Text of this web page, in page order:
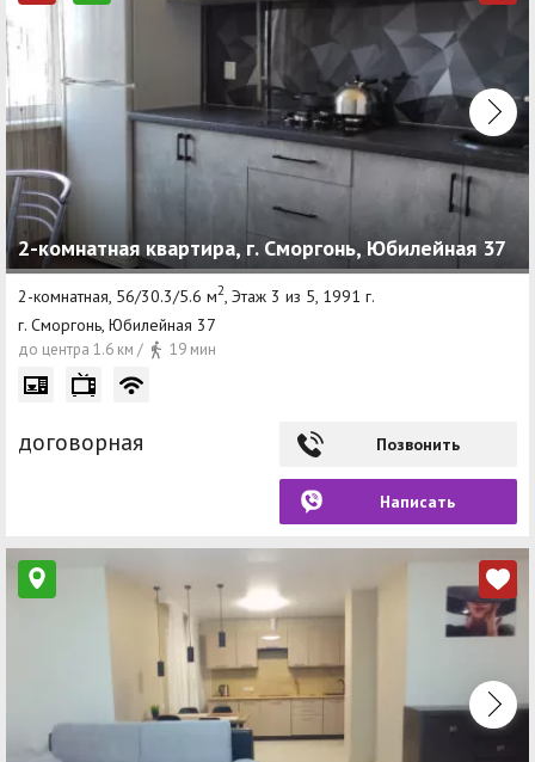
2-комнатная квартира, г. Сморгонь, Юбилейная 37
2-комнатная, 56/30.3/5.6 м2, Этаж 3 из 5, 1991 г.
г. Сморгонь, Юбилейная 37
до центра 1.6 км / 19 мин
договорная Позвонить
Написать